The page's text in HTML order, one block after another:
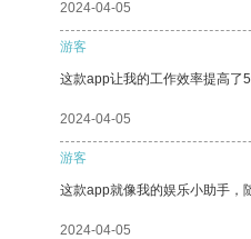
2024-04-05
游客
这款app让我的工作效率提高了
2024-04-05
游客
这款app就像我的娱乐小助手，
2024-04-05